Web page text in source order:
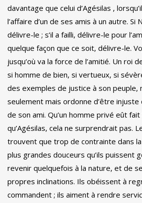
davantage que celui d’Agésilas ,
l’affaire d’un de ses amis à un autre. Si
délivre-le ; s’il a failli, délivre-le pour
quelque façon que ce soit, délivre-le.
jusqu’où va la force de l’amitié. Un roi
si homme de bien, si vertueux, si
des exemples de justice à son peuple,
seulement mais ordonne d’être injuste
de son ami. Qu’un homme privé eût
qu’Agésilas, cela ne surprendrait pas.
trouvent que trop de contrainte dans
plus grandes douceurs qu’ils puissent
revenir quelquefois à la nature, et de
propres inclinations. Ils obéissent à
commandent ; ils aiment à rendre